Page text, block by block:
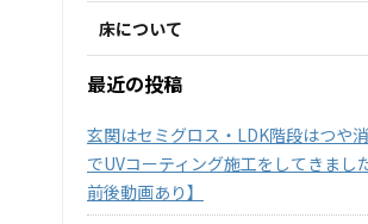
床について
最近の投稿
玄関はセミグロス・LDK階段はつや
でUVコーティング施工をしてきまし
前後動画あり】